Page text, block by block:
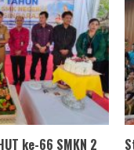
ke-66 SMKN 2